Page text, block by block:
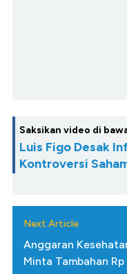
Saksikan video di
Luis Figo Desak
Kontroversi
Next Article
Anggaran
Minta Tambahan Rp